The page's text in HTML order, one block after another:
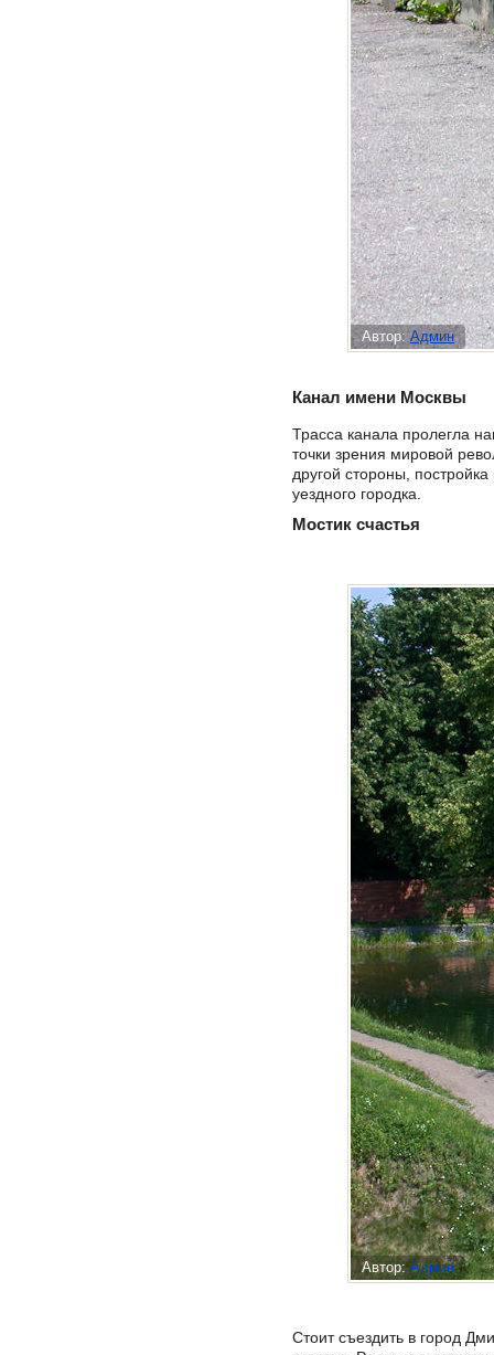
Автор:Админ
Канал имени Москвы
Трасса канала пролегла
точки зрения мировой
другой стороны,
уездного городка.
Мостик счастья
Автор:Админ
Стоит съездить в город